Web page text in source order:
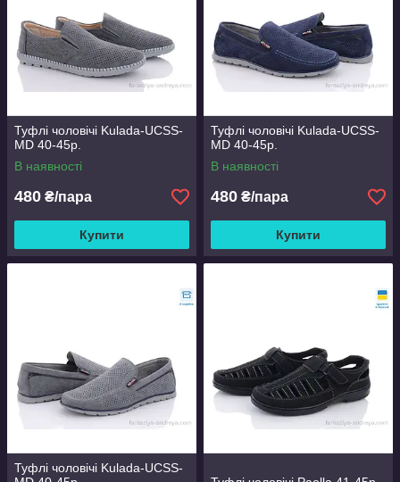
Туфлі чоловічі Kulada-UCSS-
MD 40-45р.
В наявності
480 ₴/пара
Купити
Туфлі чоловічі Kulada-UCSS-
MD 40-45р.
В наявності
480 ₴/пара
Купити
Туфлі чоловічі Kulada-UCSS-